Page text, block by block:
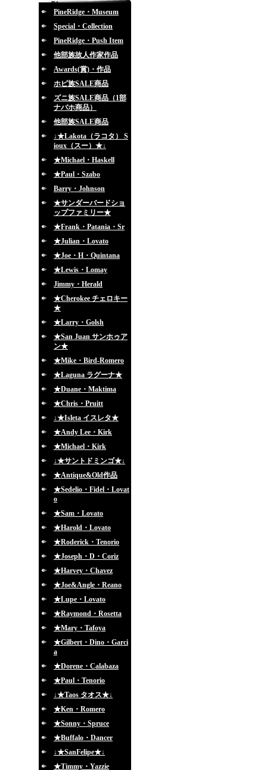
別
PineRidge・Museum
Special・Collection
PineRidge・Push Item
他部族故人作家作品
Awards(賞)・作品
ホピ族SALE商品
ズニ族SALE商品（1部
ナバホ商品）
他部族SALE商品
↓★Lakota（ラコタ） S
ioux（スー）★↓
★Michael・Haskell
★Paul・Szabo
Barry・Johnson
★サンダーバードショ
ップファミリー★
★Frank・Patania・Sr
★Julian・Lovato
★Joe・H・Quintana
★Lewis・Lomay
Jimmy・Herald
★Cherokee チェロキー
★
★Larry・Golsh
★San Juan サンホゥア
ン★
★Mike・Bird-Romero
★Laguna ラグーナ★
★Duane・Maktima
★Chris・Pruitt
↓★Isleta イスレタ★
★Andy Lee・Kirk
★Michael・Kirk
↓★サントドミンゴ★↓
★Antique&Old作品
★Sedelio・Fidel・Lovat
o
★Sam・Lovato
★Harold・Lovato
★Roderick・Tenorio
★Joseph・D・Coriz
★Harvey・Chavez
★Joe&Angle・Reano
★Lupe・Lovato
★Raymond・Rosetta
★Mary・Tafoya
★Gilbert・Dino・Garci
a
★Dorene・Calabaza
★Paul・Tenorio
↓★Taos タオス★↓
★Ken・Romero
★Sonny・Spruce
★Buffalo・Dancer
↓★SanFelipe★↓
★Timmy・Yazzie